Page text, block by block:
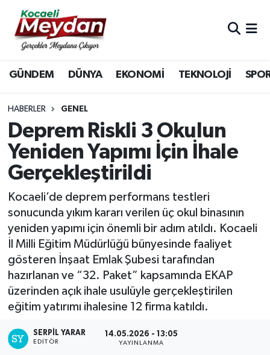
GÜNDEM DÜNYA EKONOMİ TEKNOLOJİ
HABERLER GENEL
Deprem Riskli 3 Okulun
Yeniden Yapımı İçin İhale
Gerçekleştirildi
Kocaeli’de deprem performans testleri
sonucunda yıkım kararı verilen üç okul binasının
yeniden yapımı için önemli bir adım atıldı. Kocaeli
İl Milli Eğitim Müdürlüğü bünyesinde faaliyet
gösteren İnşaat Emlak Şubesi tarafından
hazırlanan ve “32. Paket” kapsamında EKAP
üzerinden açık ihale usulüyle gerçekleştirilen
eğitim yatırımı ihalesine 12 firma katıldı.
SERPİL YARAR
EDITÖR
14.05.2026 - 13:05
YAYINLANMA
Nöbetçi Eczaneler
Hava Durumu
Trafik Durumu
Süper Lig Puan Durumu ve Fikstür
Tüm Manşetler
Son Dakika Haberleri
Haber Arşivi